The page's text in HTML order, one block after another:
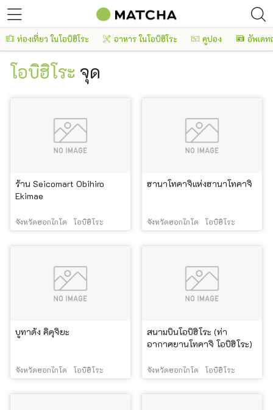
ท่องเที่ยว ในโอบิฮิโระ อาหาร ในโอบิฮิโระ คูปอง อัพเด
โอบิฮิโระ จุด
ร้าน Seicomart Obihiro
Ekimae
จังหวัดฮอกไกโด โอบิฮิโระ
ฮานาโทคาจิแห่งฮานาโทคาจิ
จังหวัดฮอกไกโด โอบิฮิโระ
บูทาด้ง คิคุจิยะ
จังหวัดฮอกไกโด โอบิฮิโระ
สนามบินโอบิฮิโระ (ท่า
อากาศยานโทคาจิ โอบิฮิโระ)
จังหวัดฮอกไกโด โอบิฮิโระ